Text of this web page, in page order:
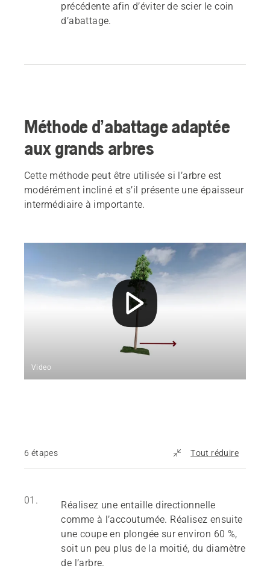
précédente afin d’éviter de scier le coin
d’abattage.
Méthode d’abattage adaptée
aux grands arbres
Cette méthode peut être utilisée si l’arbre est
modérément incliné et s’il présente une épaisseur
intermédiaire à importante.
Video
6 étapes Tout réduire
01.
Réalisez une entaille directionnelle
comme à l’accoutumée. Réalisez ensuite
une coupe en plongée sur environ 60 %,
soit un peu plus de la moitié, du diamètre
de l’arbre.